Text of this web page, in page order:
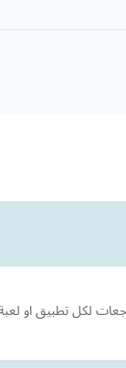
لكل تطبيق او لعبة